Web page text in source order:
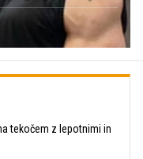
tekočem z lepotnimi in